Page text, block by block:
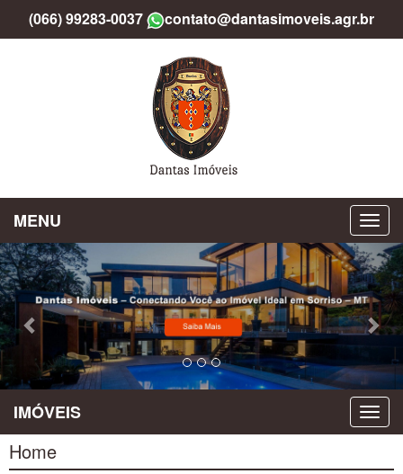
(066) 99283-0037 contato@dantasimoveis.agr.br
MENU
Previous
IMÓVEIS
Home